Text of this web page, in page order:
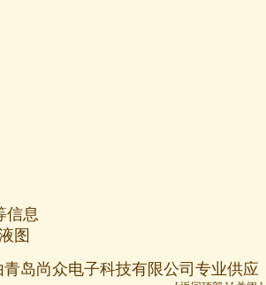
信息
图
岛尚众电子科技有限公司专业供应